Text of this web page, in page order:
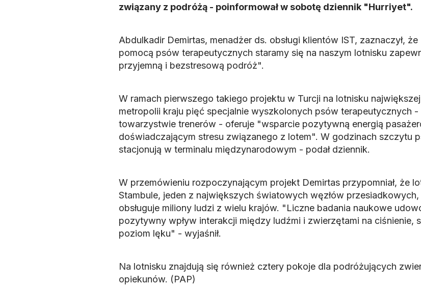
związany z podróżą - poinformował w sobotę dziennik "Hurriyet".
Abdulkadir Demirtas, menadżer ds. obsługi klientów IST, zaznaczył, że
pomocą psów terapeutycznych staramy się na naszym lotnisku
przyjemną i bezstresową podróż".
W ramach pierwszego takiego projektu w Turcji na lotnisku największej
metropolii kraju pięć specjalnie wyszkolonych psów terapeutycznych -
towarzystwie trenerów - oferuje "wsparcie pozytywną energią
doświadczającym stresu związanego z lotem". W godzinach szczytu
stacjonują w terminalu międzynarodowym - podał dziennik.
W przemówieniu rozpoczynającym projekt Demirtas przypomniał, że
Stambule, jeden z największych światowych węzłów przesiadkowych,
obsługuje miliony ludzi z wielu krajów. "Liczne badania naukowe
pozytywny wpływ interakcji między ludźmi i zwierzętami na ciśnienie,
poziom lęku" - wyjaśnił.
Na lotnisku znajdują się również cztery pokoje dla podróżujących
opiekunów. (PAP)